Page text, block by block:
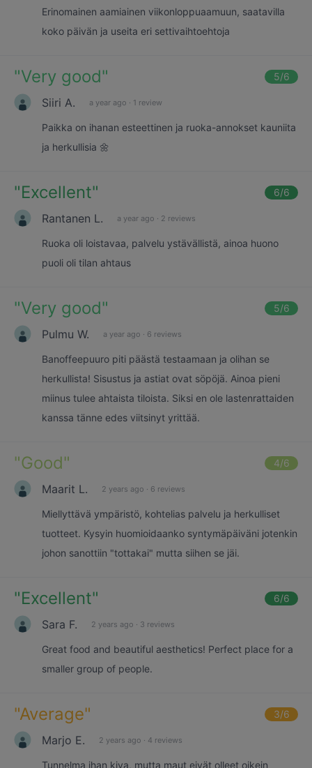
Erinomainen aamiainen viikonloppuaamuun, saatavilla
koko päivän ja useita eri settivaihtoehtoja
"Very good" 5/6
Siiri A. a year ago · 1 review
Paikka on ihanan esteettinen ja ruoka-annokset kauniita
ja herkullisia 🌼
"Excellent" 6/6
Rantanen L. a year ago · 2 reviews
Ruoka oli loistavaa, palvelu ystävällistä, ainoa huono
puoli oli tilan ahtaus
"Very good" 5/6
Pulmu W. a year ago · 6 reviews
Banoffeepuuro piti päästä testaamaan ja olihan se
herkullista! Sisustus ja astiat ovat söpöjä. Ainoa pieni
miinus tulee ahtaista tiloista. Siksi en ole lastenrattaiden
kanssa tänne edes viitsinyt yrittää.
"Good" 4/6
Maarit L. 2 years ago · 6 reviews
Miellyttävä ympäristö, kohtelias palvelu ja herkulliset
tuotteet. Kysyin huomioidaanko syntymäpäiväni jotenkin
johon sanottiin "tottakai" mutta siihen se jäi.
"Excellent" 6/6
Sara F. 2 years ago · 3 reviews
Great food and beautiful aesthetics! Perfect place for a
smaller group of people.
"Average" 3/6
Marjo E. 2 years ago · 4 reviews
Tunnelma ihan kiva, mutta maut eivät olleet oikein